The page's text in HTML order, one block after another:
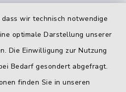
wir technisch notwendige
optimale Darstellung unserer
Die Einwilligung zur Nutzung
Bedarf gesondert abgefragt.
finden Sie in unseren